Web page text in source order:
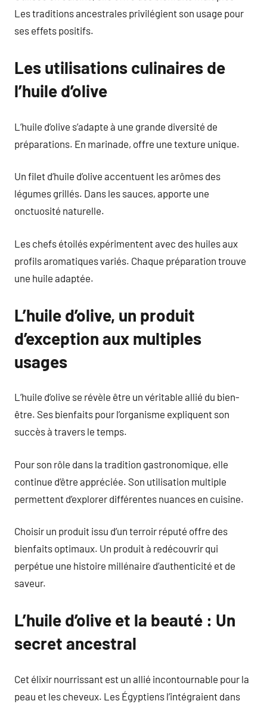
Les traditions ancestrales privilégient son usage pour
ses effets positifs.
Les utilisations culinaires de
l’huile d’olive
L’huile d’olive s’adapte à une grande diversité de
préparations. En marinade, offre une texture unique.
Un filet d’huile d’olive accentuent les arômes des
légumes grillés. Dans les sauces, apporte une
onctuosité naturelle.
Les chefs étoilés expérimentent avec des huiles aux
profils aromatiques variés. Chaque préparation trouve
une huile adaptée.
L’huile d’olive, un produit
d’exception aux multiples
usages
L’huile d’olive se révèle être un véritable allié du bien-
être. Ses bienfaits pour l’organisme expliquent son
succès à travers le temps.
Pour son rôle dans la tradition gastronomique, elle
continue d’être appréciée. Son utilisation multiple
permettent d’explorer différentes nuances en cuisine.
Choisir un produit issu d’un terroir réputé offre des
bienfaits optimaux. Un produit à redécouvrir qui
perpétue une histoire millénaire d’authenticité et de
saveur.
L’huile d’olive et la beauté : Un
secret ancestral
Cet élixir nourrissant est un allié incontournable pour la
peau et les cheveux. Les Égyptiens l’intégraient dans